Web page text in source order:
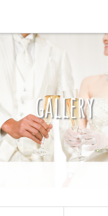
gallery